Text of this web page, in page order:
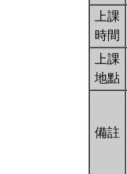
上課
時間
上課
地點
備註